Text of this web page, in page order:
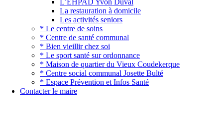
L’EHPAD Yvon Duval
La restauration à domicile
Les activités seniors
* Le centre de soins
* Centre de santé communal
* Bien vieillir chez soi
* Le sport santé sur ordonnance
* Maison de quartier du Vieux Coudekerque
* Centre social communal Josette Bulté
* Espace Prévention et Infos Santé
Contacter le maire